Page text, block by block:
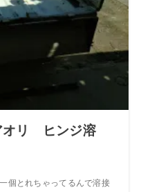
リ ヒンジ溶
個とれちゃってるんで溶接